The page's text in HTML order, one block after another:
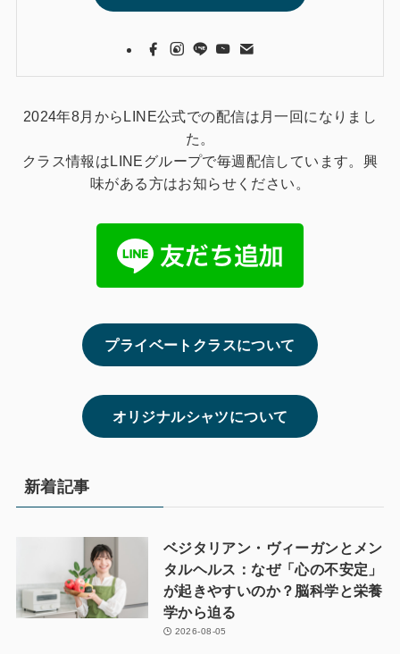
2024年8月からLINE公式での配信は月一回になりまし
た。
クラス情報はLINEグループで毎週配信しています。興
味がある方はお知らせください。
プライベートクラスについて
オリジナルシャツについて
新着記事
ベジタリアン・ヴィーガンとメン
タルヘルス：なぜ「心の不安定」
が起きやすいのか？脳科学と栄養
学から迫る
2026-08-05